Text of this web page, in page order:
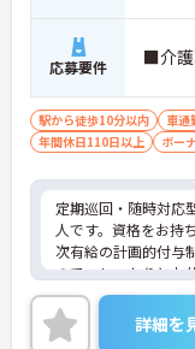
応募要件 ■介護
駅から徒歩10分以内 車通
年間休日110日以上
ボー
定期巡回・随時対応
人です。資格をお持
次有給の計画的付与
ので、しっかりとお
きます。ご興味のあ
等、さらに詳細をお
ください！
詳細を